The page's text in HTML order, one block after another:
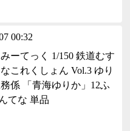
00:32
みーてっく 1/150 鉄道むす
これくしょん Vol.3 ゆり
係 「青海ゆりか」12ふ
てな 単品